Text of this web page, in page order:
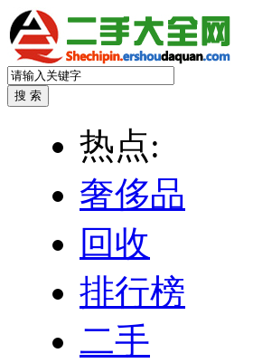
热点:
奢侈品
回收
排行榜
二手